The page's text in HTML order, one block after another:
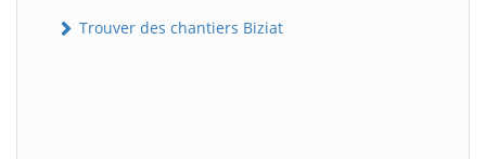
Trouver des chantiers Biziat